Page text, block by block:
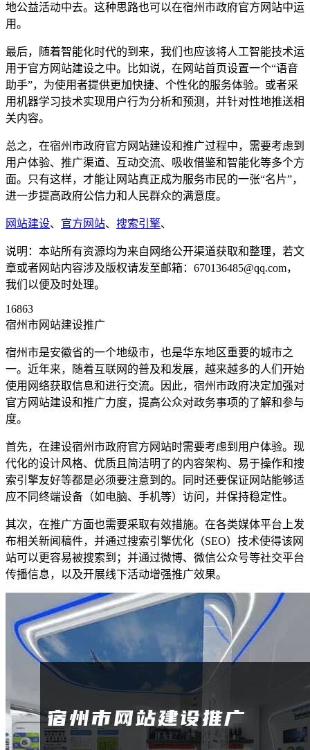
地公益活动中去。这种思路也可以在宿州市政府官方网站中运
用。
最后，随着智能化时代的到来，我们也应该将人工智能技术运
用于官方网站建设之中。比如说，在网站首页设置一个“语音
助手”，为使用者提供更加快捷、个性化的服务体验。或者采
用机器学习技术实现用户行为分析和预测，并针对性地推送相
关内容。
总之，在宿州市政府官方网站建设和推广过程中，需要考虑到
用户体验、推广渠道、互动交流、吸收借鉴和智能化等多个方
面。只有这样，才能让网站真正成为服务市民的一张“名片”，
进一步提高政府公信力和人民群众的满意度。
网站建设、 官方网站、 搜索引擎、
说明：本站所有资源均为来自网络公开渠道获取和整理，若文
章或者网站内容涉及版权请发至邮箱：670136485@qq.com，
我们以便及时处理。
16863
宿州市网站建设推广
宿州市是安徽省的一个地级市，也是华东地区重要的城市之
一。近年来，随着互联网的普及和发展，越来越多的人们开始
使用网络获取信息和进行交流。因此，宿州市政府决定加强对
官方网站建设和推广力度，提高公众对政务事项的了解和参与
度。
首先，在建设宿州市政府官方网站时需要考虑到用户体验。现
代化的设计风格、优质且简洁明了的内容架构、易于操作和搜
索引擎友好等都是必须要注意到的。同时还要保证网站能够适
应不同终端设备（如电脑、手机等）访问，并保持稳定性。
其次，在推广方面也需要采取有效措施。在各类媒体平台上发
布相关新闻稿件，并通过搜索引擎优化（SEO）技术使得该网
站可以更容易被搜索到；并通过微博、微信公众号等社交平台
传播信息，以及开展线下活动增强推广效果。